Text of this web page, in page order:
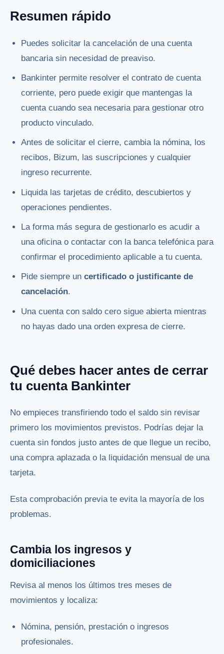
Resumen rápido
Puedes solicitar la cancelación de una cuenta
bancaria sin necesidad de preaviso.
Bankinter permite resolver el contrato de cuenta
corriente, pero puede exigir que mantengas la
cuenta cuando sea necesaria para gestionar otro
producto vinculado.
Antes de solicitar el cierre, cambia la nómina, los
recibos, Bizum, las suscripciones y cualquier
ingreso recurrente.
Liquida las tarjetas de crédito, descubiertos y
operaciones pendientes.
La forma más segura de gestionarlo es acudir a
una oficina o contactar con la banca telefónica para
confirmar el procedimiento aplicable a tu cuenta.
Pide siempre uncertificado o justificante de
cancelación.
Una cuenta con saldo cero sigue abierta mientras
no hayas dado una orden expresa de cierre.
Qué debes hacer antes de cerrar
tu cuenta Bankinter
No empieces transfiriendo todo el saldo sin revisar
primero los movimientos previstos. Podrías dejar la
cuenta sin fondos justo antes de que llegue un recibo,
una compra aplazada o la liquidación mensual de una
tarjeta.
Esta comprobación previa te evita la mayoría de los
problemas.
Cambia los ingresos y
domiciliaciones
Revisa al menos los últimos tres meses de
movimientos y localiza:
Nómina, pensión, prestación o ingresos
profesionales.